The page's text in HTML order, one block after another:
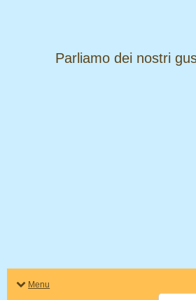
​​​​​​​Parliamo dei nostri
Menu